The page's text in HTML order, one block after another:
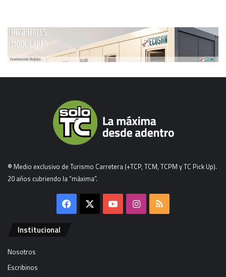
® Medio exclusivo de Turismo Carretera (+TCP, TCM, TCPM y TC Pick Up).
20 años cubriendo la “máxima”.
Facebook YouTubeInstagram
RSS
Institucional
Nosotros
Escribinos